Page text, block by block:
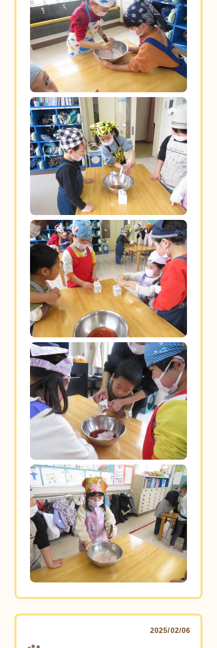
2025/02/06